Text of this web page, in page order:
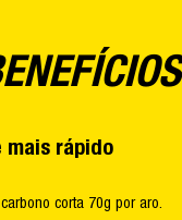
mais rápido
corta 70g por aro.